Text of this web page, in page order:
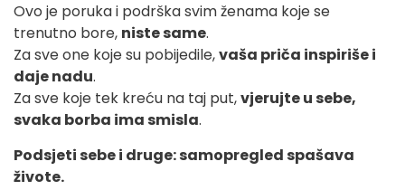
Ovo je poruka i podrška svim ženama koje se
trenutno bore, niste same.
Za sve one koje su pobijedile,vaša priča inspiriše i
daje nadu.
Za sve koje tek kreću na taj put,vjerujte u sebe,
svaka borba ima smisla.
Podsjeti sebe i druge: samopregled spašava
živote.